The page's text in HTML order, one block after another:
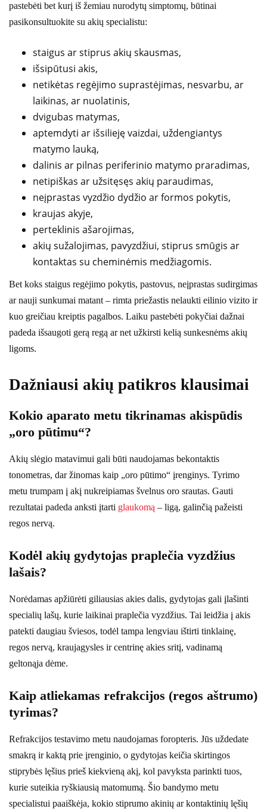
pastebėti bet kurį iš žemiau nurodytų simptomų, būtinai
pasikonsultuokite su akių specialistu:
staigus ar stiprus akių skausmas,
išsipūtusi akis,
netikėtas regėjimo suprastėjimas, nesvarbu, ar
laikinas, ar nuolatinis,
dvigubas matymas,
aptemdyti ar išsilieję vaizdai, uždengiantys
matymo lauką,
dalinis ar pilnas periferinio matymo praradimas,
netipiškas ar užsitęsęs akių paraudimas,
neįprastas vyzdžio dydžio ar formos pokytis,
kraujas akyje,
perteklinis ašarojimas,
akių sužalojimas, pavyzdžiui, stiprus smūgis ar
kontaktas su cheminėmis medžiagomis.
Bet koks staigus regėjimo pokytis, pastovus, neįprastas sudirgimas
ar nauji sunkumai matant – rimta priežastis nelaukti eilinio vizito ir
kuo greičiau kreiptis pagalbos. Laiku pastebėti pokyčiai dažnai
padeda išsaugoti gerą regą ar net užkirsti kelią sunkesnėms akių
ligoms.
Dažniausi akių patikros klausimai
Kokio aparato metu tikrinamas akispūdis
„oro pūtimu“?
Akių slėgio matavimui gali būti naudojamas bekontaktis
tonometras, dar žinomas kaip „oro pūtimo“ įrenginys. Tyrimo
metu trumpam į akį nukreipiamas švelnus oro srautas. Gauti
rezultatai padeda anksti įtarti glaukomą – ligą, galinčią pažeisti
regos nervą.
Kodėl akių gydytojas praplečia vyzdžius
lašais?
Norėdamas apžiūrėti giliausias akies dalis, gydytojas gali įlašinti
specialių lašų, kurie laikinai praplečia vyzdžius. Tai leidžia į akis
patekti daugiau šviesos, todėl tampa lengviau ištirti tinklainę,
regos nervą, kraujagysles ir centrinę akies sritį, vadinamą
geltonąja dėme.
Kaip atliekamas refrakcijos (regos aštrumo)
tyrimas?
Refrakcijos testavimo metu naudojamas foropteris. Jūs uždedate
smakrą ir kaktą prie įrenginio, o gydytojas keičia skirtingos
stiprybės lęšius prieš kiekvieną akį, kol pavyksta parinkti tuos,
kurie suteikia ryškiausią matomumą. Šio bandymo metu
specialistui paaiškėja, kokio stiprumo akinių ar kontaktinių lęšių